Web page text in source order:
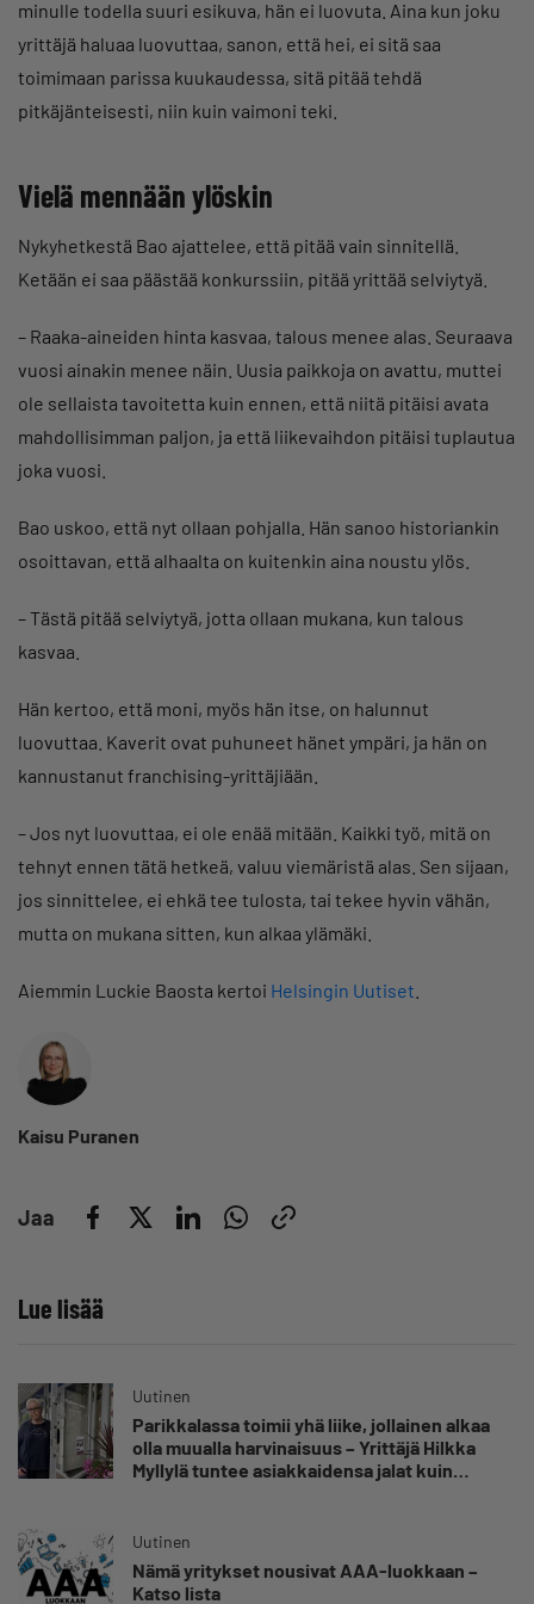
minulle todella suuri esikuva, hän ei luovuta. Aina kun joku
yrittäjä haluaa luovuttaa, sanon, että hei, ei sitä saa
toimimaan parissa kuukaudessa, sitä pitää tehdä
pitkäjänteisesti, niin kuin vaimoni teki.
Vielä mennään ylöskin
Nykyhetkestä Bao ajattelee, että pitää vain sinnitellä.
Ketään ei saa päästää konkurssiin, pitää yrittää selviytyä.
– Raaka-aineiden hinta kasvaa, talous menee alas. Seuraava
vuosi ainakin menee näin. Uusia paikkoja on avattu, muttei
ole sellaista tavoitetta kuin ennen, että niitä pitäisi avata
mahdollisimman paljon, ja että liikevaihdon pitäisi tuplautua
joka vuosi.
Bao uskoo, että nyt ollaan pohjalla. Hän sanoo historiankin
osoittavan, että alhaalta on kuitenkin aina noustu ylös.
– Tästä pitää selviytyä, jotta ollaan mukana, kun talous
kasvaa.
Hän kertoo, että moni, myös hän itse, on halunnut
luovuttaa. Kaverit ovat puhuneet hänet ympäri, ja hän on
kannustanut franchising-yrittäjiään.
– Jos nyt luovuttaa, ei ole enää mitään. Kaikki työ, mitä on
tehnyt ennen tätä hetkeä, valuu viemäristä alas. Sen sijaan,
jos sinnittelee, ei ehkä tee tulosta, tai tekee hyvin vähän,
mutta on mukana sitten, kun alkaa ylämäki.
Aiemmin Luckie Baosta kertoi Helsingin Uutiset
Kaisu Puranen
Jaa
Lue lisää
Uutinen
Parikkalassa toimii yhä liike, jollainen alkaa
olla muualla harvinaisuus – Yrittäjä Hilkka
Myllylä tuntee asiakkaidensa jalat kuin
Uutinen
Nämä yritykset nousivat AAA-luokkaan –
Katso lista